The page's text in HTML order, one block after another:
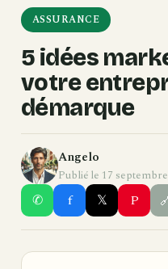
ASSURANCE
5 idées
votre
démarque
Angelo
Publié le 17
✆ f 𝕏 P